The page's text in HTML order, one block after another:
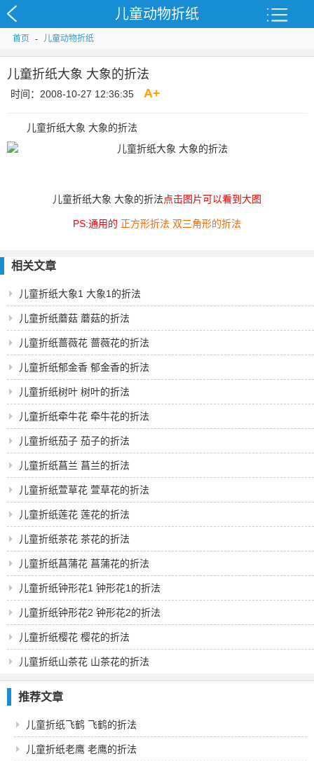
儿童动物折纸
首页 - 儿童动物折纸
儿童折纸大象 大象的折法
时间：2008-10-27 12:36:35 A+
儿童折纸大象 大象的折法
儿童折纸大象 大象的折法点击图片可以看到大图
PS:通用的 正方形折法 双三角形的折法
相关文章
儿童折纸大象1 大象1的折法
儿童折纸蘑菇 蘑菇的折法
儿童折纸蔷薇花 蔷薇花的折法
儿童折纸郁金香 郁金香的折法
儿童折纸树叶 树叶的折法
儿童折纸牵牛花 牵牛花的折法
儿童折纸茄子 茄子的折法
儿童折纸菖兰 菖兰的折法
儿童折纸萱草花 萱草花的折法
儿童折纸莲花 莲花的折法
儿童折纸茶花 茶花的折法
儿童折纸菖蒲花 菖蒲花的折法
儿童折纸钟形花1 钟形花1的折法
儿童折纸钟形花2 钟形花2的折法
儿童折纸樱花 樱花的折法
儿童折纸山茶花 山茶花的折法
推荐文章
儿童折纸飞鹤 飞鹤的折法
儿童折纸老鹰 老鹰的折法